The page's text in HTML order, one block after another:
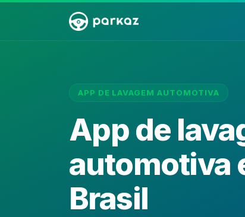
APP DE LAVAGEM AUTOMOTIVA
App de
automotiva
Brasil